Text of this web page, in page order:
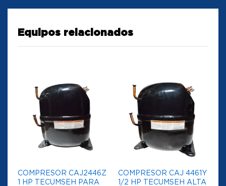
Equipos relacionados
COMPRESOR CAJ2446Z
1 HP TECUMSEH PARA
COMPRESOR CAJ 4461Y
1/2 HP TECUMSEH ALTA